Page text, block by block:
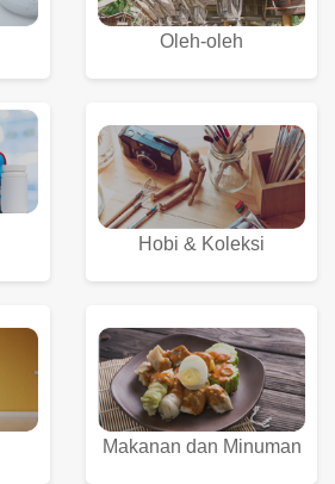
Oleh-oleh
Hobi & Koleksi
Makanan dan Minuman